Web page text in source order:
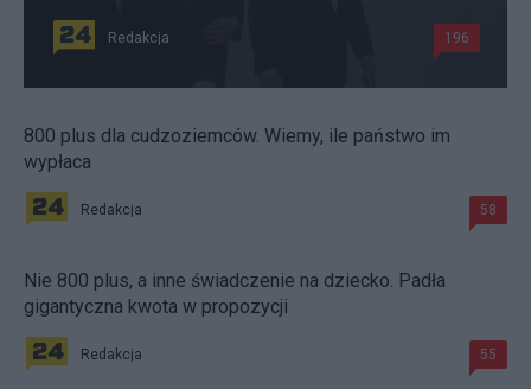
Redakcja 196
800 plus dla cudzoziemców. Wiemy, ile państwo im
wypłaca
Redakcja 58
Nie 800 plus, a inne świadczenie na dziecko. Padła
gigantyczna kwota w propozycji
Redakcja 55